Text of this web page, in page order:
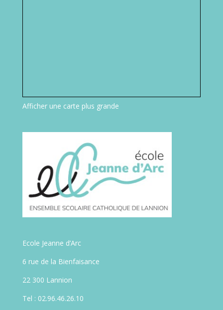
Afficher une carte plus grande
Ecole Jeanne d’Arc
6 rue de la Bienfaisance
22 300 Lannion
Tel : 02.96.46.26.10